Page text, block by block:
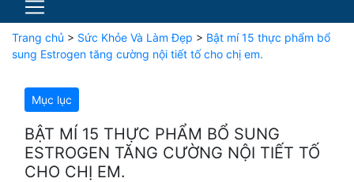
Trang chủ > Sức Khỏe Và Làm Đẹp > Bật mí 15 thực phẩm bổ
sung Estrogen tăng cường nội tiết tố cho chị em.
Mục lục
BẬT MÍ 15 THỰC PHẨM BỔ SUNG
ESTROGEN TĂNG CƯỜNG NỘI TIẾT TỐ
CHO CHỊ EM.